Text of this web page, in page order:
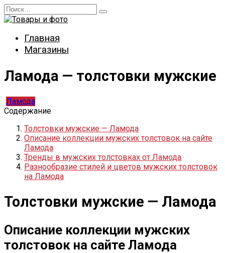
Перейти
к
Search
for:
Главная
Магазины
Ламода — толстовки мужские
Ламода
Содержание
Толстовки мужские — Ламода
Описание коллекции мужских толстовок на сайте
Ламода
Тренды в мужских толстовках от Ламода
Разнообразие стилей и цветов мужских толстовок
на Ламода
Толстовки мужские — Ламода
Описание коллекции мужских
толстовок на сайте Ламода